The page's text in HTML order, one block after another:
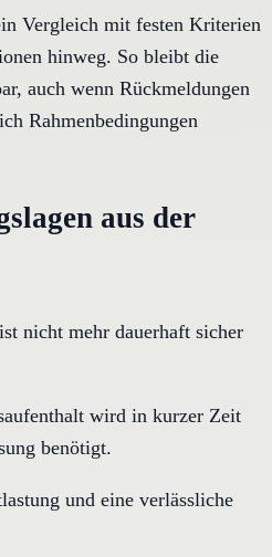
Vergleich mit festen Kriterien
hinweg. So bleibt die
auch wenn Rückmeldungen
Rahmenbedingungen
aus der
nicht mehr dauerhaft sicher
wird in kurzer Zeit
benötigt.
und eine verlässliche